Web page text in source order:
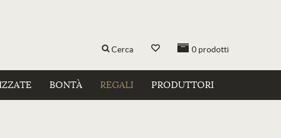
0 prodotti
Cerca
BONTÀ REGALI PRODUTTORI